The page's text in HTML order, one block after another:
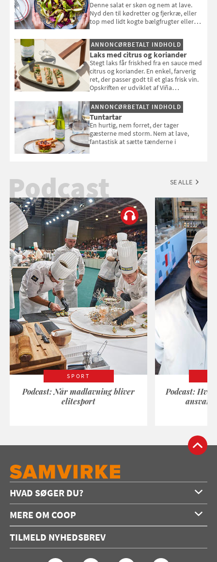
Denne salat er skøn og nem at lave.
Nyd den til kødretter og fjerkræ, eller
top med lidt kogte bælgfrugter eller
selvstændigt måltid. Opskriften er fra
Louisa Lorangs kogebog "Salat".
ANNONCØRBETALT INDHOLD
Laks med citrus og koriander
Stegt laks får friskhed fra en sauce med
citrus og koriander. En enkel, farverig
ret, der passer godt til et glas frisk vin.
Opskriften er udviklet af Viña
ANNONCØRBETALT INDHOLD
Tuntartar
En hurtig, nem forret, der tager
gæsterne med storm. Nem at lave,
fantastisk at sætte tænderne i
Podcast SE ALLE
SPORT
Podcast: Når madlavning bliver
elitesport
Podcast:
HVAD SØGER DU?
Opskrifter
Konkurrencer
MERE OM COOP
Annoncering
TILMELD NYHEDSBREV